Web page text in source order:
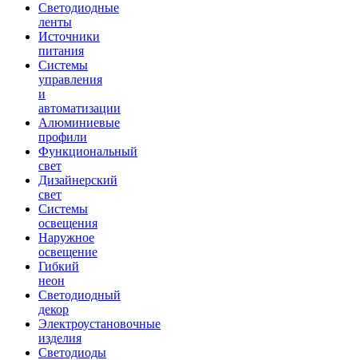
Светодиодные
ленты
Источники
питания
Системы
управления
и
автоматизации
Алюминиевые
профили
Функциональный
свет
Дизайнерский
свет
Системы
освещения
Наружное
освещение
Гибкий
неон
Светодиодный
декор
Электроустановочные
изделия
Светодиоды